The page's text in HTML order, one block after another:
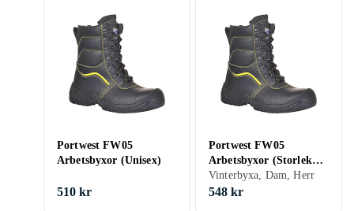
Portwest FW05
Arbetsbyxor (Unisex)
510 kr
Portwest FW05
Arbetsbyxor (Storlek
40)
Vinterbyxa, Dam, Herr
548 kr